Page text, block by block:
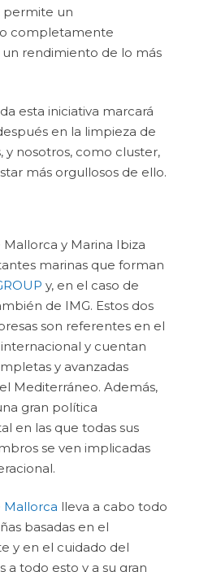
permite un
completamente
rendimiento de lo más
esta iniciativa marcará
en la limpieza de
y nosotros, como cluster,
más orgullosos de ello.
y Marina Ibiza
marinas que forman
y, en el caso de
de IMG. Estos dos
son referentes en el
y cuentan
y avanzadas
Mediterráneo. Además,
gran política
en las que todas sus
se ven implicadas
Mallorca lleva a cabo todo
basadas en el
y en el cuidado del
a todo esto y a su gran